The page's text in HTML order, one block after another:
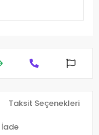
Taksit Seçenekleri